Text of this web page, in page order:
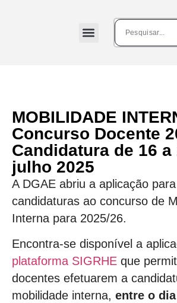
MOBILIDADE
Concurso Docente
Candidatura de 16 a
julho 2025
A DGAE abriu a aplicação
candidaturas ao concurso de
Interna para 2025/26.
Encontra-se disponível a
plataforma SIGRHE que
docentes efetuarem a
mobilidade interna, entre o